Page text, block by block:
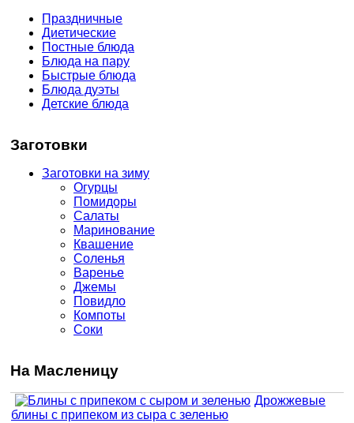
Праздничные
Диетические
Постные блюда
Блюда на пару
Быстрые блюда
Блюда дуэты
Детские блюда
Заготовки
Заготовки на зиму
Огурцы
Помидоры
Салаты
Маринование
Квашение
Соленья
Варенье
Джемы
Повидло
Компоты
Соки
На Масленицу
Дрожжевые
блины с припеком из сыра с зеленью